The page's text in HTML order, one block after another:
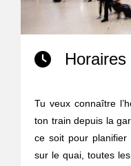
Tu veux connaître
ton train depuis la
ce soit pour planifier
sur le quai, toutes